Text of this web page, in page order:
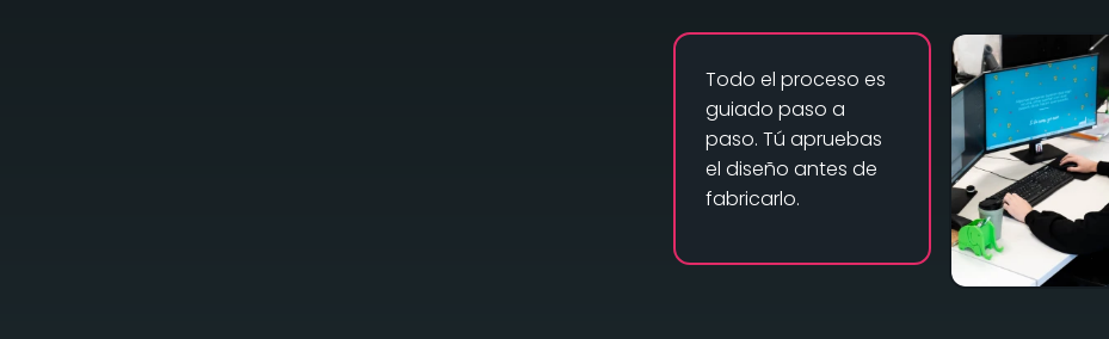
Todo el proceso es
guiado paso a
paso. Tú apruebas
el diseño antes de
fabricarlo.